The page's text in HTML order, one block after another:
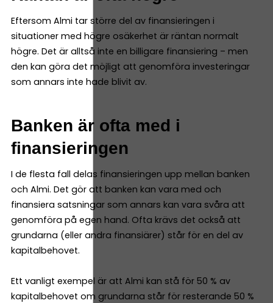
Eftersom Almi tar större del av finansieringen i
situationer med högre osäkerhet är räntan normalt
högre. Det är alltså inte en billigare finansiering – men
den kan göra det möjligt att genomföra investeringar
som annars inte hade blivit av.
Banken är ofta med i
finansieringen
I de flesta fall delas finansieringen upp mellan banken
och Almi. Det gör att banken kan vara med och
finansiera satsningar som annars kan vara svåra att
genomföra på egen hand. Ofta krävs det också att
grundarna (eller andra finansiärer) står för en del av
kapitalbehovet.
Ett vanligt exempel är att Almi kan stå för 50 % av
kapitalbehovet om grundarna står för resterande 50 %